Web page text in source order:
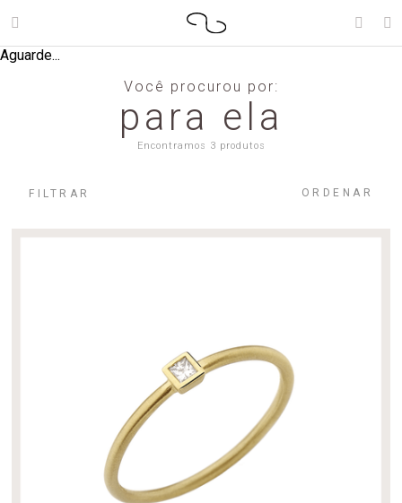
Aguarde...
Você procurou por:
para ela
Encontramos 3 produtos
FILTRAR ORDENAR